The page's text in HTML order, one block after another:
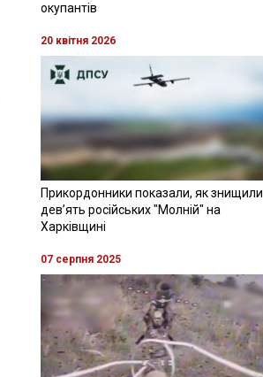
окупантів
20 квітня 2026
Прикордонники показали, як знищили
девʼять російських "Молній" на
Харківщині
07 серпня 2025